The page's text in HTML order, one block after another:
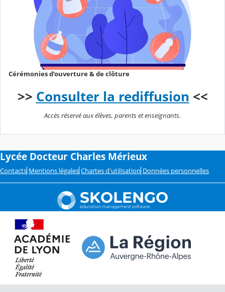
Cérémonies d’ouverture & de clôture
>> Consulter la rediffusion <<
Accès réservé aux élèves, parents et enseignants.
Lycée Docteur Charles Mérieux
Contacts Mentions légales Chartes d'utilisation Données personnelles